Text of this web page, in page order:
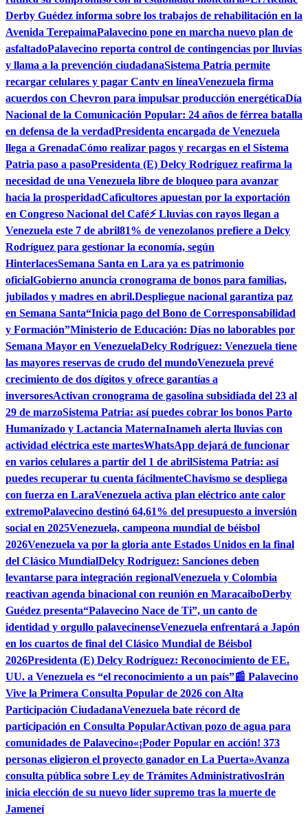
Derby Guédez informa sobre los trabajos de rehabilitación en la
Avenida TerepaimaPalavecino pone en marcha nuevo plan de
asfaltadoPalavecino reporta control de contingencias por lluvias
y llama a la prevención ciudadanaSistema Patria permite
recargar celulares y pagar Cantv en líneaVenezuela firma
acuerdos con Chevron para impulsar producción energéticaDía
Nacional de la Comunicación Popular: 24 años de férrea batalla
en defensa de la verdadPresidenta encargada de Venezuela
llega a GrenadaCómo realizar pagos y recargas en el Sistema
Patria paso a pasoPresidenta (E) Delcy Rodríguez reafirma la
necesidad de una Venezuela libre de bloqueo para avanzar
hacia la prosperidadCaficultores apuestan por la exportación
en Congreso Nacional del Café⚡ Lluvias con rayos llegan a
Venezuela este 7 de abril81% de venezolanos prefiere a Delcy
Rodríguez para gestionar la economía, según
HinterlacesSemana Santa en Lara ya es patrimonio
oficialGobierno anuncia cronograma de bonos para familias,
jubilados y madres en abril.Despliegue nacional garantiza paz
en Semana Santa“Inicia pago del Bono de Corresponsabilidad
y Formación”Ministerio de Educación: Días no laborables por
Semana Mayor en VenezuelaDelcy Rodríguez: Venezuela tiene
las mayores reservas de crudo del mundoVenezuela prevé
crecimiento de dos dígitos y ofrece garantías a
inversoresActivan cronograma de gasolina subsidiada del 23 al
29 de marzoSistema Patria: así puedes cobrar los bonos Parto
Humanizado y Lactancia MaternaInameh alerta lluvias con
actividad eléctrica este martesWhatsApp dejará de funcionar
en varios celulares a partir del 1 de abrilSistema Patria: así
puedes recuperar tu cuenta fácilmenteChavismo se despliega
con fuerza en LaraVenezuela activa plan eléctrico ante calor
extremoPalavecino destinó 64,61% del presupuesto a inversión
social en 2025Venezuela, campeona mundial de béisbol
2026Venezuela va por la gloria ante Estados Unidos en la final
del Clásico MundialDelcy Rodríguez: Sanciones deben
levantarse para integración regionalVenezuela y Colombia
reactivan agenda binacional con reunión en MaracaiboDerby
Guédez presenta“Palavecino Nace de Ti”, un canto de
identidad y orgullo palavecinenseVenezuela enfrentará a Japón
en los cuartos de final del Clásico Mundial de Béisbol
2026Presidenta (E) Delcy Rodríguez: Reconocimiento de EE.
UU. a Venezuela es “el reconocimiento a un país”📰 Palavecino
Vive la Primera Consulta Popular de 2026 con Alta
Participación CiudadanaVenezuela bate récord de
participación en Consulta PopularActivan pozo de agua para
comunidades de Palavecino«¡Poder Popular en acción! 373
personas eligieron el proyecto ganador en La Puerta»Avanza
consulta pública sobre Ley de Trámites AdministrativosIrán
inicia elección de su nuevo líder supremo tras la muerte de
Jameneí